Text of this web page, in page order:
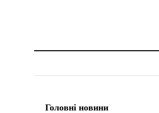
Головні новини